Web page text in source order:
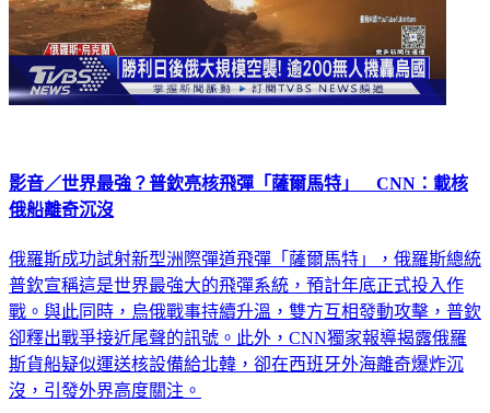
影音／世界最強？普欽亮核飛彈「薩爾馬特」 CNN：載核
俄船離奇沉沒
俄羅斯成功試射新型洲際彈道飛彈「薩爾馬特」，俄羅斯總統
普欽宣稱這是世界最強大的飛彈系統，預計年底正式投入作
戰。與此同時，烏俄戰事持續升溫，雙方互相發動攻擊，普欽
卻釋出戰爭接近尾聲的訊號。此外，CNN獨家報導揭露俄羅
斯貨船疑似運送核設備給北韓，卻在西班牙外海離奇爆炸沉
沒，引發外界高度關注。